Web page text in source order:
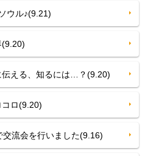
ウル♪(9.21)
える、知るには…？(9.20)
ロ(9.20)
流会を行いました(9.16)